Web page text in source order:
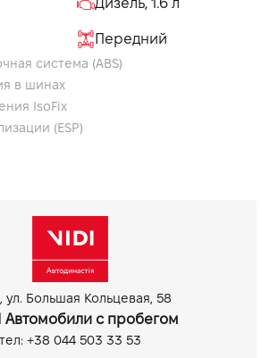
Дизель, 1.6 л
Передний
система (ABS)
в шинах
IsoFix
(ESP)
кермо
ул. Большая Кольцевая, 58
Автомобили с пробегом
тел: +38 044 503 33 53